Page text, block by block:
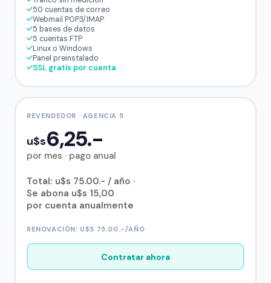
50 cuentas de correo
Webmail POP3/IMAP
5 bases de datos
5 cuentas FTP
Linux o Windows
Panel preinstalado
SSL gratis por cuenta
REVENDEDOR · AGENCIA 5
u$s6,25.-
por mes · pago anual
Total: u$s 75.00.- / año ·
Se abona u$s 15,00
por cuenta anualmente
RENOVACIÓN: U$S 75.00.-/AÑO
Contratar ahora